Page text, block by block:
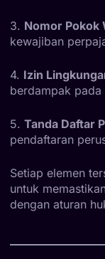
3. Nomor Pokok
kewajiban
4. Izin
berdampak pada
5. Tanda Daftar
pendaftaran
Setiap elemen
untuk
dengan aturan